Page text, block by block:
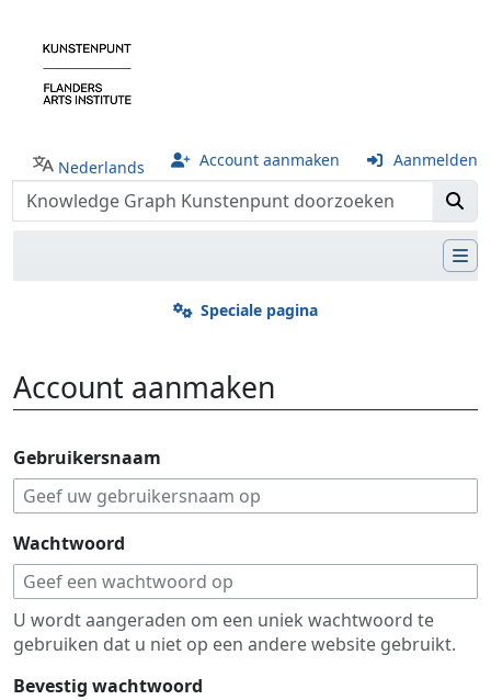
Nederlands Account aanmaken Aanmelden
Speciale pagina
Account aanmaken
Gebruikersnaam
Wachtwoord
U wordt aangeraden om een uniek wachtwoord te
gebruiken dat u niet op een andere website gebruikt.
Bevestig wachtwoord